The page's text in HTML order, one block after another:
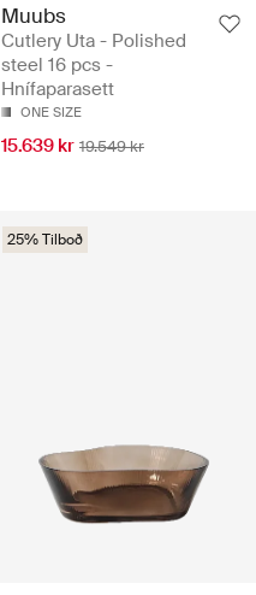
Muubs
Cutlery Uta - Polished
steel 16 pcs -
Hnífaparasett
ONE SIZE
15.639 kr 19.549 kr
25% Tilboð